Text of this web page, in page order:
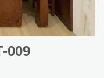
009